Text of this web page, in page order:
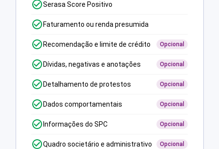
Serasa Score Positivo
Faturamento ou renda presumida
Recomendação e limite de crédito Opcional
Dívidas, negativas e anotações Opcional
Detalhamento de protestos Opcional
Dados comportamentais Opcional
Informações do SPC Opcional
Quadro societário e administrativo Opcional